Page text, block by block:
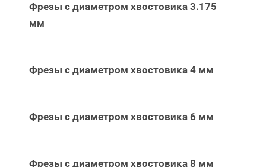
Фрезы с диаметром хвостовика 3.175
мм
Фрезы с диаметром хвостовика 4 мм
Фрезы с диаметром хвостовика 6 мм
Фрезы с диаметром хвостовика 8 мм